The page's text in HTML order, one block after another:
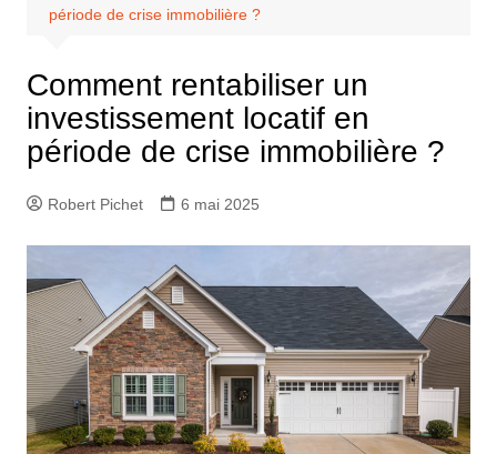
période de crise immobilière ?
Comment rentabiliser un
investissement locatif en
période de crise immobilière ?
Robert Pichet 6 mai 2025